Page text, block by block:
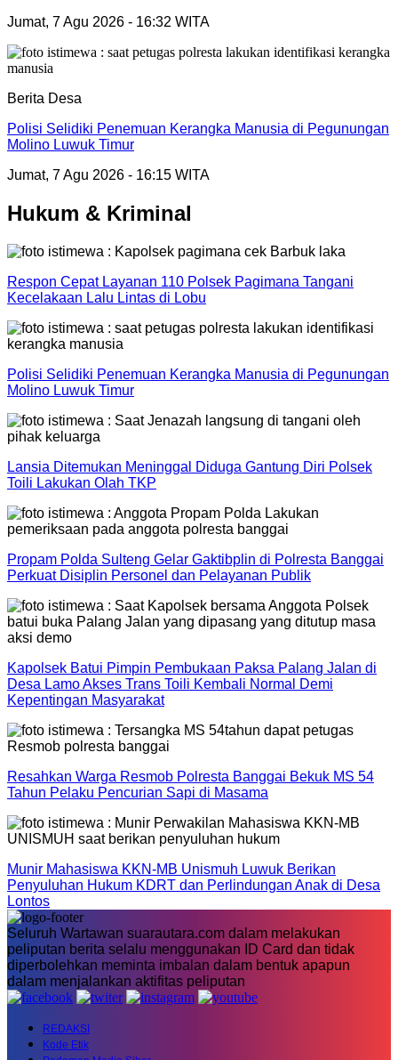
Jumat, 7 Agu 2026 - 16:32 WITA
Berita Desa
Polisi Selidiki Penemuan Kerangka Manusia di Pegunungan
Molino Luwuk Timur
Jumat, 7 Agu 2026 - 16:15 WITA
Hukum & Kriminal
Respon Cepat Layanan 110 Polsek Pagimana Tangani
Kecelakaan Lalu Lintas di Lobu
Polisi Selidiki Penemuan Kerangka Manusia di Pegunungan
Molino Luwuk Timur
Lansia Ditemukan Meninggal Diduga Gantung Diri Polsek
Toili Lakukan Olah TKP
Propam Polda Sulteng Gelar Gaktibplin di Polresta Banggai
Perkuat Disiplin Personel dan Pelayanan Publik
Kapolsek Batui Pimpin Pembukaan Paksa Palang Jalan di
Desa Lamo Akses Trans Toili Kembali Normal Demi
Kepentingan Masyarakat
Resahkan Warga Resmob Polresta Banggai Bekuk MS 54
Tahun Pelaku Pencurian Sapi di Masama
Munir Mahasiswa KKN-MB Unismuh Luwuk Berikan
Penyuluhan Hukum KDRT dan Perlindungan Anak di Desa
Lontos
Seluruh Wartawan suarautara.com dalam melakukan
peliputan berita selalu menggunakan ID Card dan tidak
diperbolehkan meminta imbalan dalam bentuk apapun
dalam menjalankan aktifitas peliputan
REDAKSI
Kode Etik